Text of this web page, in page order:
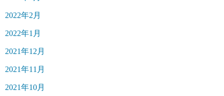
2022年2月
2022年1月
2021年12月
2021年11月
2021年10月